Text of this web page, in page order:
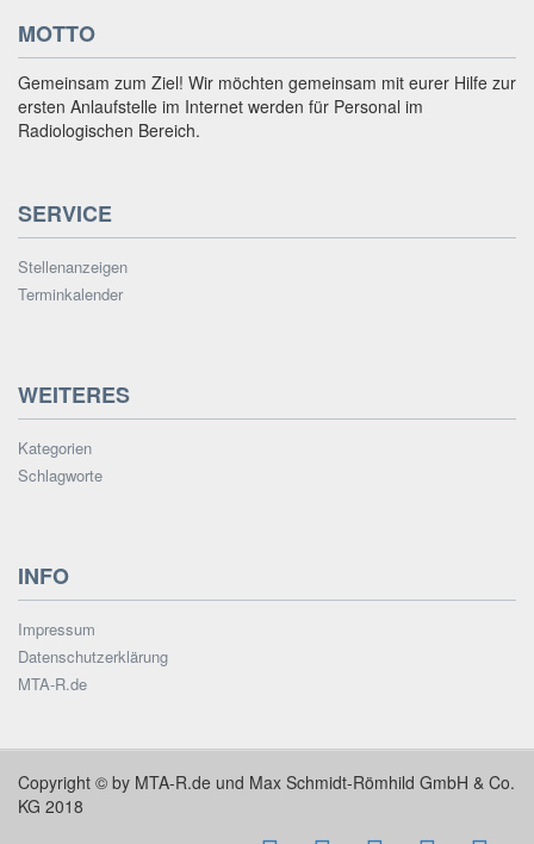
MOTTO
Gemeinsam zum Ziel! Wir möchten gemeinsam mit eurer Hilfe zur
ersten Anlaufstelle im Internet werden für Personal im
Radiologischen Bereich.
SERVICE
Stellenanzeigen
Terminkalender
WEITERES
Kategorien
Schlagworte
INFO
Impressum
Datenschutzerklärung
MTA-R.de
Copyright © by MTA-R.de und Max Schmidt-Römhild GmbH & Co.
KG 2018